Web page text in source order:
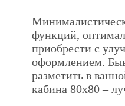
функций,
приобрести с
оформлением.
разметить в
кабина 80х80 –